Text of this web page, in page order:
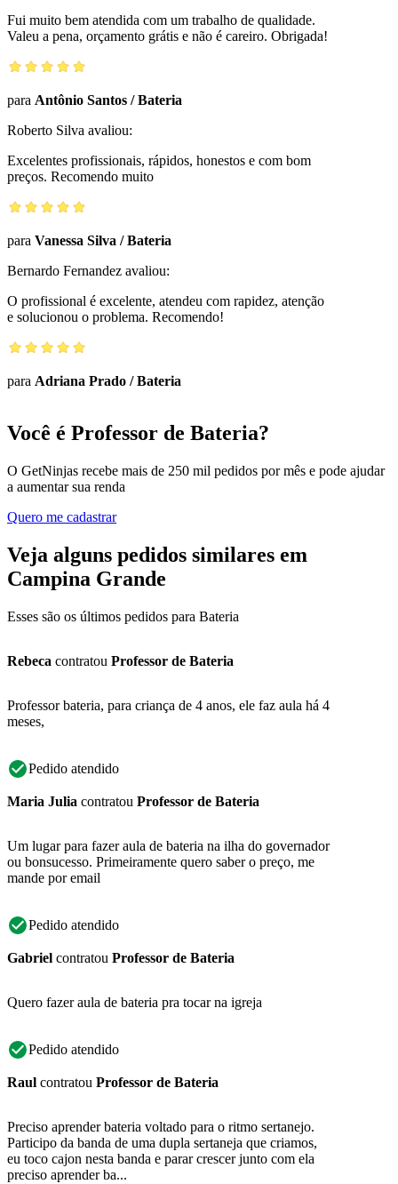
Fui muito bem atendida com um trabalho de qualidade.
Valeu a pena, orçamento grátis e não é careiro. Obrigada!
para Antônio Santos /Bateria
Roberto Silva avaliou:
Excelentes profissionais, rápidos, honestos e com bom
preços. Recomendo muito
para Vanessa Silva /Bateria
Bernardo Fernandez avaliou:
O profissional é excelente, atendeu com rapidez, atenção
e solucionou o problema. Recomendo!
para Adriana Prado /Bateria
Você é Professor de Bateria?
O GetNinjas recebe mais de 250 mil pedidos por mês e pode ajudar
a aumentar sua renda
Quero me cadastrar
Veja alguns pedidos similares em
Campina Grande
Esses são os últimos pedidos para Bateria
Rebeca contratou Professor de Bateria
Professor bateria, para criança de 4 anos, ele faz aula há 4
meses,
Pedido atendido
Maria Julia contratou Professor de Bateria
Um lugar para fazer aula de bateria na ilha do governador
ou bonsucesso. Primeiramente quero saber o preço, me
mande por email
Pedido atendido
Gabriel contratou Professor de Bateria
Quero fazer aula de bateria pra tocar na igreja
Pedido atendido
Raul contratou Professor de Bateria
Preciso aprender bateria voltado para o ritmo sertanejo.
Participo da banda de uma dupla sertaneja que criamos,
eu toco cajon nesta banda e parar crescer junto com ela
preciso aprender ba...